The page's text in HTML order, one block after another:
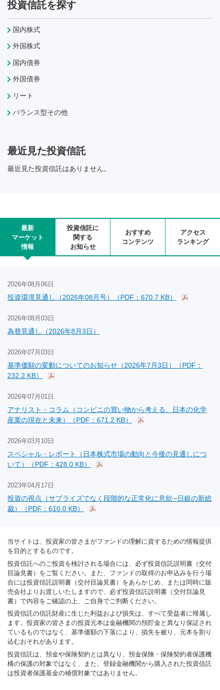
投資信託を探す
国内株式
外国株式
国内債券
外国債券
リート
バランス型その他
最近見た投資信託
最近見た投資信託はありません。
最新
マーケット
情報
投資信託に
関する
お知らせ
おすすめ
コンテンツ
アクセス
ランキング
2026年08月06日
投資環境見通し（2026年08月号）（PDF：670.7 KB）
2026年08月03日
為替見通し（2026年8月3日）
2026年07月03日
基準価額の変動についてのお知らせ（2026年7月3日）（PDF：
232.2 KB）
2026年07月01日
アナリスト・コラム（コンビニの買い物から考える、日本の化学
産業の現在と未来）（PDF：671.2 KB）
2026年03月10日
スペシャル・レポート（日本株式市場の動向と今後の見通しにつ
いて）（PDF：428.0 KB）
2023年04月17日
投資の視点（サプライズでなく段階的な正常化に意欲─日銀の新総
裁）（PDF：610.0 KB）
当サイトは、投資家の皆さまがファンドの理解に資するための情報提供
を目的とするものです。
投資信託へのご投資を検討される場合には、必ず投資信託説明書（交付
目論見書）をご覧ください。また、ファンドの取得のお申込みを行う場
合には投資信託説明書（交付目論見書）をあらかじめ、または同時に販
売会社よりお渡しいたしますので、必ず投資信託説明書（交付目論見
書）で内容をご確認の上、ご自身でご判断ください。
投資信託の信託財産に生じた利益および損失は、すべて受益者に帰属し
ます。投資家の皆さまの投資元本は金融機関の預貯金と異なり保証され
ているものではなく、基準価額の下落により、損失を被り、元本を割り
込むおそれがあります。
投資信託は、預金や保険契約とは異なり、預金保険・保険契約者保護機
構の保護の対象ではなく、また、登録金融機関から購入された投資信託
は投資者保護基金の補償対象ではありません。